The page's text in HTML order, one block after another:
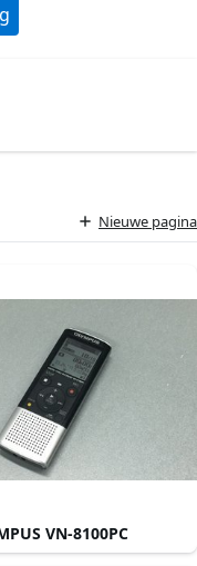
Nieuwe pagina
VN-8100PC